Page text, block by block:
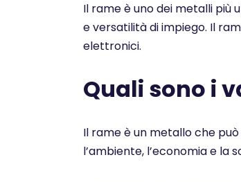
Il rame è uno dei metalli più
e versatilità di impiego. Il
elettronici.
Quali sono i
Il rame è un metallo che
l’ambiente, l’economia e la